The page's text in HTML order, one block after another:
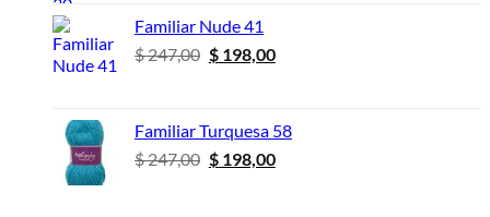
era:
$ 247,00.
Familiar Nude 41
$247,00 El
era:
$ 247,00.
$198,00El
es:
$ 198,00.
Familiar Turquesa 58
$247,00 El
$198,00El